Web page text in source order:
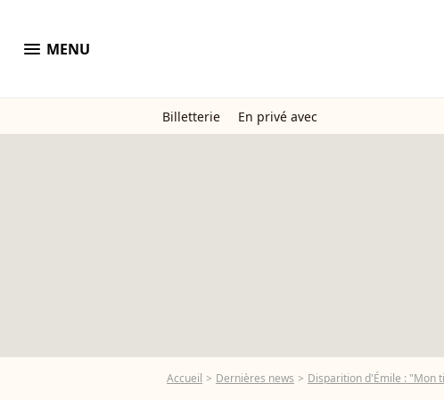
menu MENU
Billetterie En privé avec
Accueil Dernières news Disparition d'Émile : "Mon